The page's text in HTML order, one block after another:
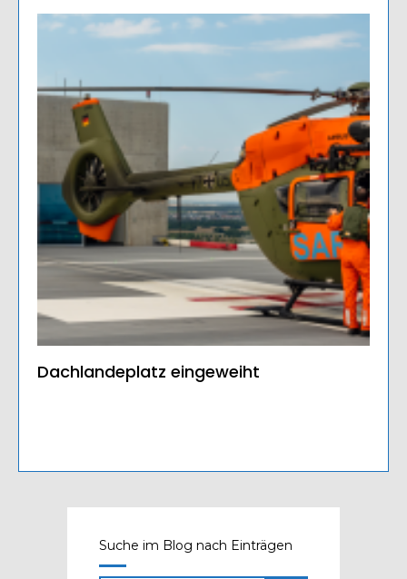
Dachlandeplatz eingeweiht
Suche im Blog nach Einträgen